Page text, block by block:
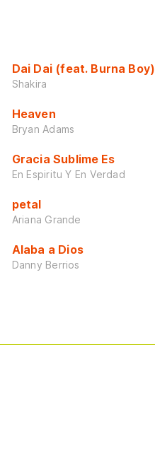
Dai Dai (feat. Burna Boy)
Shakira
Heaven
Bryan Adams
Gracia Sublime Es
En Espiritu Y En Verdad
petal
Ariana Grande
Alaba a Dios
Danny Berrios